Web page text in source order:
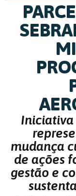
Iniciativa
mudança
de ações
gestão e